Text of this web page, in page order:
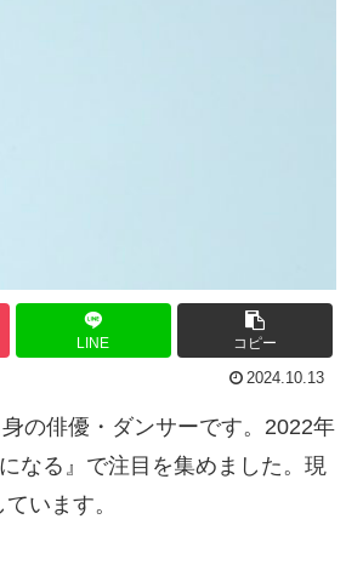
LINE コピー
2024.10.13
の俳優・ダンサーです。2022年
なる』で注目を集めました。現
います。